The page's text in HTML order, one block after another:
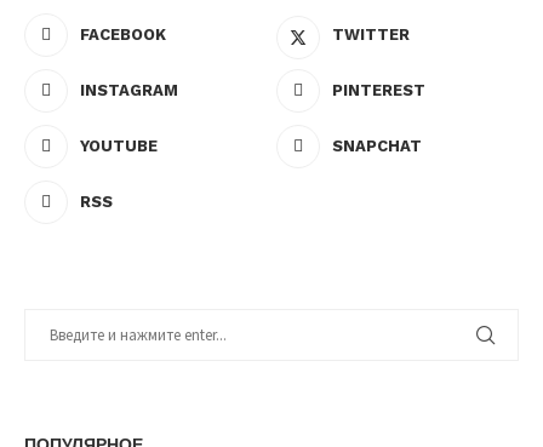
FACEBOOK TWITTER
INSTAGRAM PINTEREST
YOUTUBE SNAPCHAT
RSS